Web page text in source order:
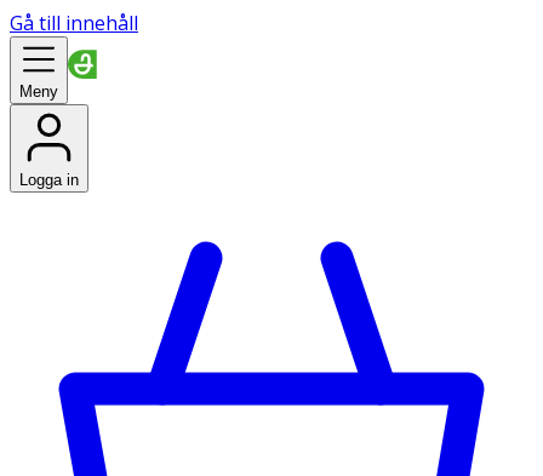
Gå till innehåll
Meny
Logga in